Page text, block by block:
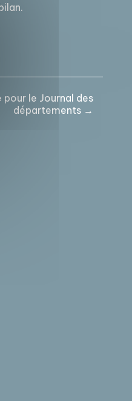
pour le Journal des
départements →